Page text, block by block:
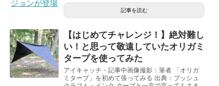
記事を読む
【はじめてチャレンジ！】絶対難し
い！と思って敬遠していたオリガミ
タープを使ってみた
アイキャッチ・記事中画像撮影：筆者 「オリガ
ミタープ」を初めて張ってみる 出典：ブッシュ